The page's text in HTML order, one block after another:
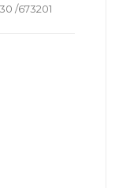
/673201